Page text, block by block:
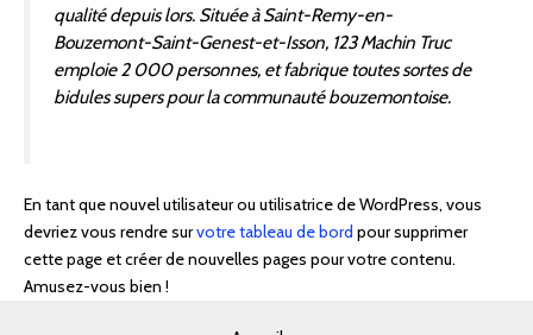
qualité depuis lors. Située à Saint-Remy-en-
Bouzemont-Saint-Genest-et-Isson, 123 Machin Truc
emploie 2 000 personnes, et fabrique toutes sortes de
bidules supers pour la communauté bouzemontoise.
En tant que nouvel utilisateur ou utilisatrice de WordPress, vous
devriez vous rendre survotre tableau de bord pour supprimer
cette page et créer de nouvelles pages pour votre contenu.
Amusez-vous bien !